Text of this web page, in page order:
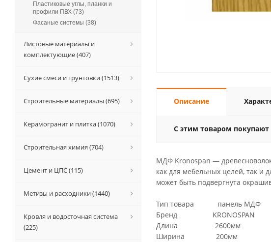
Описание
С этим товаром покупают
МДФ Kronospan —
как для мебельных целей, так
может быть подвергнута
Тип товара панель МДФ
Бренд KRONOSPAN
Длина 2600мм
Ширина 200мм
Пластиковые углы, планки и
профили ПВХ (73)
Фасаные системы (38)
Листовые материалы и
комплектующие (407)
Сухие смеси и грунтовки (1513)
Строительные материалы (695)
Керамогранит и плитка (1070)
Строительная химия (704)
Цемент и ЦПС (115)
Метизы и расходники (1440)
Кровля и водосточная система
(225)